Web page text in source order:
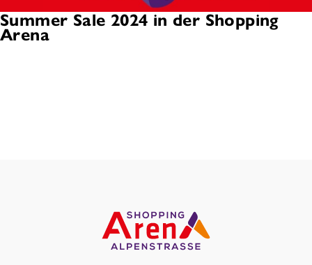
Summer Sale 2024 in der Shopping
Arena